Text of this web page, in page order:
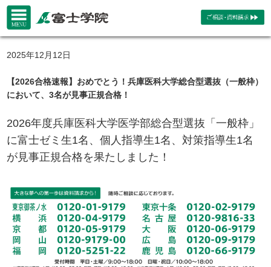
2025年12月12日
【2026合格速報】おめでとう！兵庫医科大学総合型選抜（一般枠）
において、3名が見事正規合格！
2026年度兵庫医科大学医学部総合型選抜「一般枠」
に富士ゼミ生1名、個人指導生1名、対策指導生1名
が見事正規合格を果たしました！